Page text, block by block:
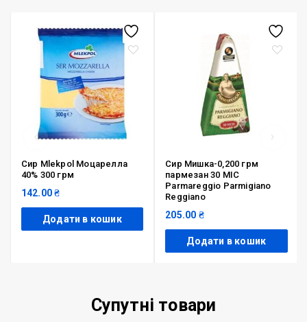
Сир Mlekpol Моцарелла
40% 300 грм
142.00₴
Додати в кошик
Сир Мишка-0,200 грм
пармезан 30 МІС
Parmareggio Parmigiano
Reggiano
205.00 ₴
Додати в кошик
Супутні товари